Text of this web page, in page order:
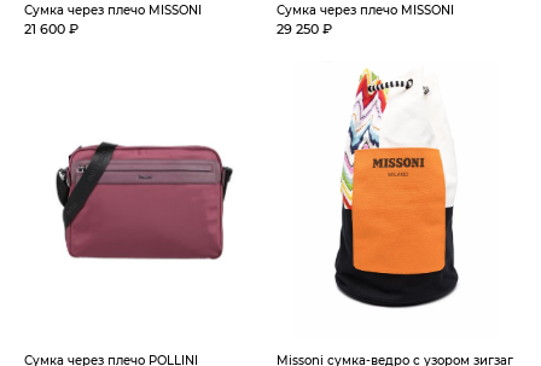
Сумка через плечо MISSONI
21 600 ₽
Сумка через плечо MISSONI
29 250 ₽
Сумка через плечо POLLINI Missoni сумка-ведро с узором зигзаг